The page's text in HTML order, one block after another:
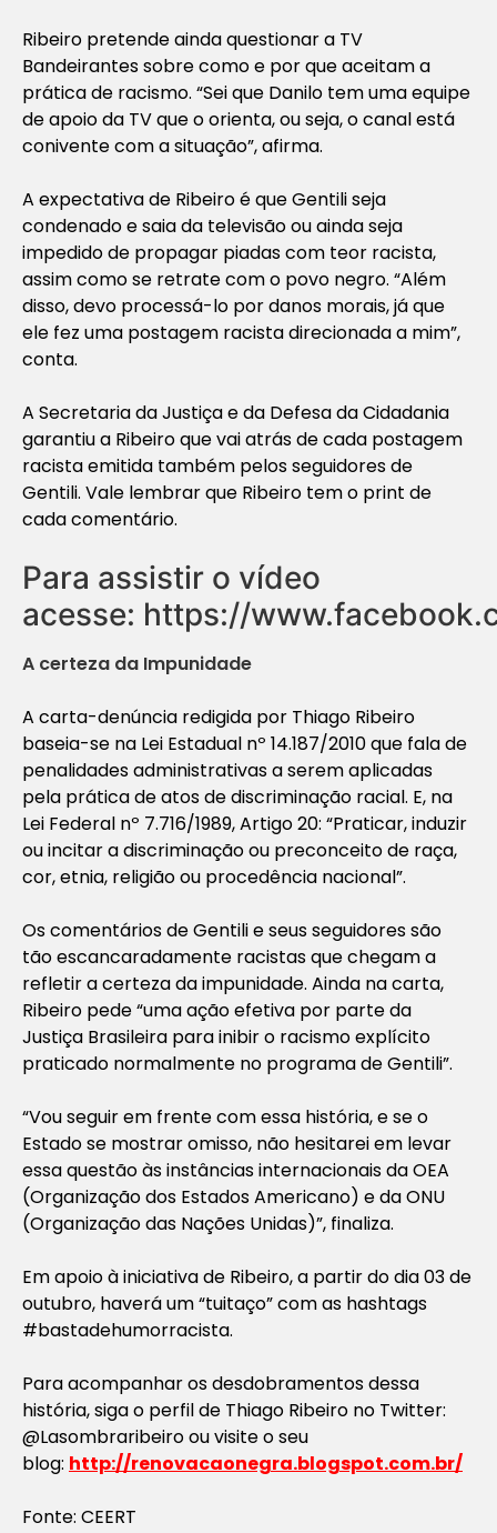
Ribeiro pretende ainda questionar a TV
Bandeirantes sobre como e por que aceitam a
prática de racismo. “Sei que Danilo tem uma equipe
de apoio da TV que o orienta, ou seja, o canal está
conivente com a situação”, afirma.
A expectativa de Ribeiro é que Gentili seja
condenado e saia da televisão ou ainda seja
impedido de propagar piadas com teor racista,
assim como se retrate com o povo negro. “Além
disso, devo processá-lo por danos morais, já que
ele fez uma postagem racista direcionada a mim”,
conta.
A Secretaria da Justiça e da Defesa da Cidadania
garantiu a Ribeiro que vai atrás de cada postagem
racista emitida também pelos seguidores de
Gentili. Vale lembrar que Ribeiro tem o print de
cada comentário.
Para assistir o vídeo
acesse: https://
A certeza da Impunidade
A carta-denúncia redigida por Thiago Ribeiro
baseia-se na Lei Estadual nº 14.187/2010 que fala de
penalidades administrativas a serem aplicadas
pela prática de atos de discriminação racial. E, na
Lei Federal nº 7.716/1989, Artigo 20: “Praticar, induzir
ou incitar a discriminação ou preconceito de raça,
cor, etnia, religião ou procedência nacional”.
Os comentários de Gentili e seus seguidores são
tão escancaradamente racistas que chegam a
refletir a certeza da impunidade. Ainda na carta,
Ribeiro pede “uma ação efetiva por parte da
Justiça Brasileira para inibir o racismo explícito
praticado normalmente no programa de Gentili”.
“Vou seguir em frente com essa história, e se o
Estado se mostrar omisso, não hesitarei em levar
essa questão às instâncias internacionais da OEA
(Organização dos Estados Americano) e da ONU
(Organização das Nações Unidas)”, finaliza.
Em apoio à iniciativa de Ribeiro, a partir do dia 03 de
outubro, haverá um “tuitaço” com as hashtags
#bastadehumorracista.
Para acompanhar os desdobramentos dessa
história, siga o perfil de Thiago Ribeiro no Twitter:
@Lasombraribeiro ou visite o seu
blog: http://renovacaonegra.blogspot.com.br/
Fonte: CEERT